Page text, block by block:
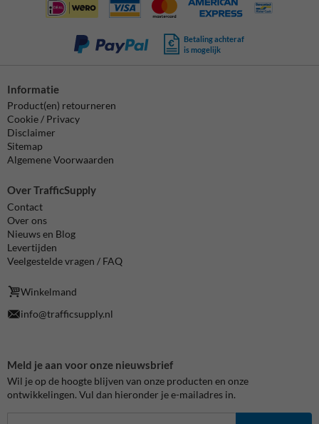
Betaling achteraf
is mogelijk
Informatie
Product(en) retourneren
Cookie / Privacy
Disclaimer
Sitemap
Algemene Voorwaarden
Over TrafficSupply
Contact
Over ons
Nieuws en Blog
Levertijden
Veelgestelde vragen / FAQ
Winkelmand
info@trafficsupply.nl
Meld je aan voor onze nieuwsbrief
Wil je op de hoogte blijven van onze producten en onze
ontwikkelingen. Vul dan hieronder je e-mailadres in.